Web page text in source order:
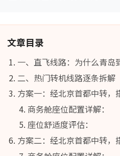
文章目录
一、直飞线路：为什么青岛
二、热门转机线路逐条拆解
方案一：经北京首都中转，
商务舱座位配置详解：
座位舒适度评估：
方案二：经北京首都中转